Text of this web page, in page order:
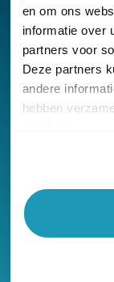
en om ons
informatie over
partners voor
Deze partners
andere
hebben